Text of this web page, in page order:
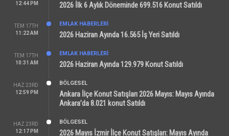
12:44 PM
2026 İlk 6 Aylık Döneminde 699.516 Konut Satıldı
TEM 17TH
11:22 AM
EMLAK HABERLERI
2026 Haziran Ayında 16.565 İş Yeri Satıldı
TEM 17TH
10:31 AM
EMLAK HABERLERI
2026 Haziran Ayında 129.979 Konut Satıldı
HAZ 23RD
12:59 PM
BÖLGESEL
Ankara İlçe Konut Satışları 2026 Mayıs: Mayıs Ayında
Ankara’da 8.021 konut Satıldı
HAZ 23RD
12:17 PM
BÖLGESEL
2026 Mayıs İzmir İlçe Konut Satışları: Mayıs Ayında